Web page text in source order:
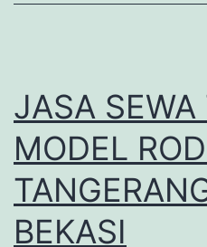
JASA SEWA
MODEL
BEKASI